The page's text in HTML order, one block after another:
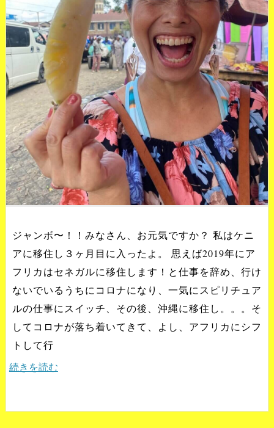
ジャンボ〜！！みなさん、お元気ですか？ 私はケニ
アに移住し３ヶ月目に入ったよ。 思えば2019年にア
フリカはセネガルに移住します！と仕事を辞め、行け
ないでいるうちにコロナになり、一気にスピリチュア
ルの仕事にスイッチ、その後、沖縄に移住し。。。そ
してコロナが落ち着いてきて、よし、アフリカにシフ
トして行
続きを読む